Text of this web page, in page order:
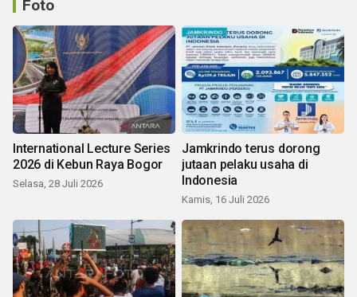
Foto
International Lecture Series
2026 di Kebun Raya Bogor
Selasa, 28 Juli 2026
Jamkrindo terus dorong
jutaan pelaku usaha di
Indonesia
Kamis, 16 Juli 2026